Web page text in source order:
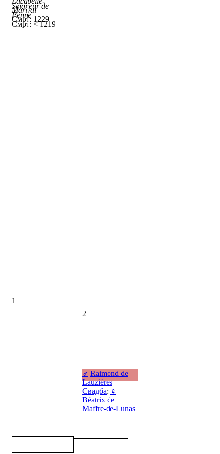
Marival
Смрт: 1229
Seigneur de
Penne
Смрт: < 1219
1
2
♂ Raimond de
Lauzières
Свадба: ♀
Béatrix de
Maffre-de-Lunas